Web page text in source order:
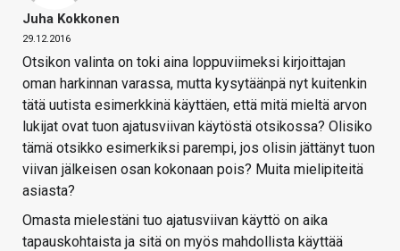
Juha Kokkonen
29.12.2016
Otsikon valinta on toki aina loppuviimeksi kirjoittajan
oman harkinnan varassa, mutta kysytäänpä nyt kuitenkin
tätä uutista esimerkkinä käyttäen, että mitä mieltä arvon
lukijat ovat tuon ajatusviivan käytöstä otsikossa? Olisiko
tämä otsikko esimerkiksi parempi, jos olisin jättänyt tuon
viivan jälkeisen osan kokonaan pois? Muita mielipiteitä
asiasta?
Omasta mielestäni tuo ajatusviivan käyttö on aika
tapauskohtaista ja sitä on myös mahdollista käyttää